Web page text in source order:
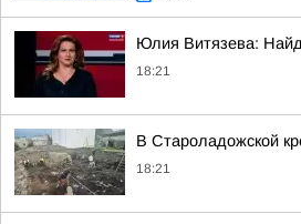
Юлия Витязева:
18:21
В Староладожской
18:21